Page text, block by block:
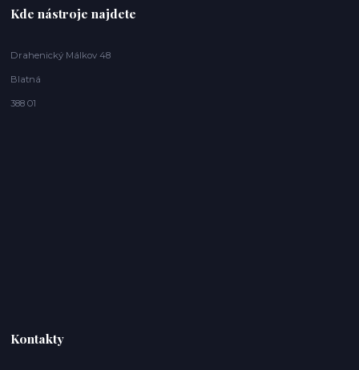
Kde nástroje najdete
Drahenický Málkov 48
Blatná
388 01
Kontakty